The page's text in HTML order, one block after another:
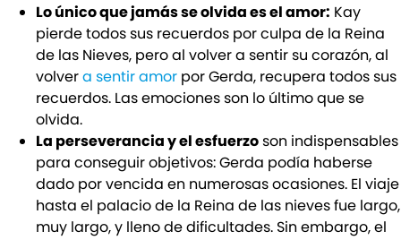
Lo único que jamás se olvida es el amor: Kay
pierde todos sus recuerdos por culpa de la Reina
de las Nieves, pero al volver a sentir su corazón, al
volvera sentir amor por Gerda, recupera todos sus
recuerdos. Las emociones son lo último que se
olvida.
La perseverancia y el esfuerzoson indispensables
para conseguir objetivos: Gerda podía haberse
dado por vencida en numerosas ocasiones. El viaje
hasta el palacio de la Reina de las nieves fue largo,
muy largo, y lleno de dificultades. Sin embargo, el